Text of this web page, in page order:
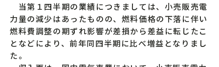
当第１四半期の業績につきましては、小売販売電
力量の減少はあったものの、燃料価格の下落に伴い
燃料費調整の期ずれ影響が差損から差益に転じたこ
となどにより、前年同四半期に比べ増益となりまし
た。